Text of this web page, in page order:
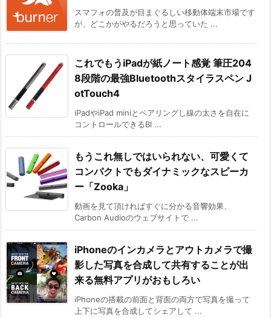
スマフォの普及が目まぐるしい移動体端末市場です
が、どこかがやるだろうと思っていた ...
これでもうiPadが紙ノート感覚 筆圧204
8段階の最強Bluetoothスタイラスペン J
otTouch4
iPadやiPad miniとペアリングし線の太さを自在に
コントロールできるBl ...
もうこれ無しではいられない、可愛くて
コンパクトでもダイナミックなスピーカ
ー「Zooka」
動画を見て頂ければすぐに分かる音響効果、
Carbon Audioのウェブサイトで ...
iPhoneのインカメラとアウトカメラで撮
影した写真を合成して共有することが出
来る無料アプリがおもしろい
iPhoneの搭載の前面と背面の両方で写真を撮って
上下に写真を合成してシェアして ...